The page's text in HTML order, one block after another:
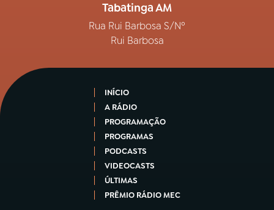
Tabatinga AM
Rua Rui Barbosa S/Nº
Rui Barbosa
INÍCIO
A RÁDIO
PROGRAMAÇÃO
PROGRAMAS
PODCASTS
VIDEOCASTS
ÚLTIMAS
PRÊMIO RÁDIO MEC